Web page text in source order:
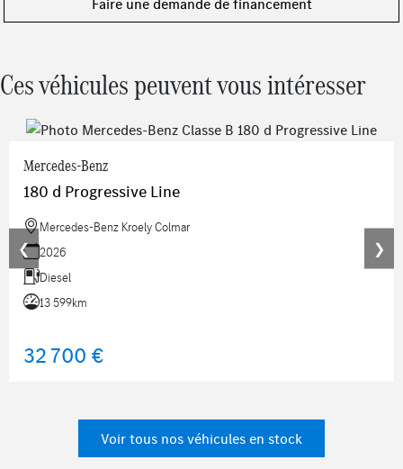
Pack Rétroviseurs
Navigation MBUX Premium
Pack Premium Plus avec services connectés
AMG Line Premium Plus
Soutien lombaire à 4 réglages
Prise 12V dans l'espace de chargement
Baguettes de seuil éclairées avec monogramme
« Mercedes-Benz »
Pack Confort sièges
Pack Visibilité
Ces véhicules peuvent vous intéresser
❮
Mercedes-Benz
180 d Progressive Line
Mercedes-Benz Kroely Colmar
2026
Diesel
13 599km
32 700 €
❯
Voir tous nos véhicules en stock